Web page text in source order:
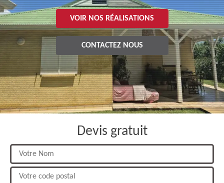
VOIR NOS RÉALISATIONS
CONTACTEZ NOUS
Devis gratuit